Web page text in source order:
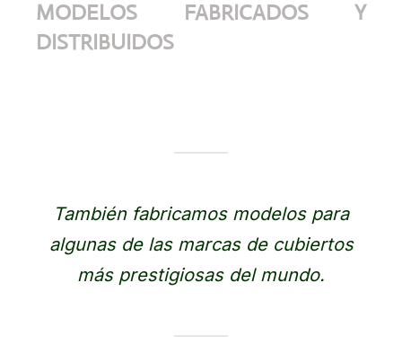
MODELOS FABRICADOS Y
DISTRIBUIDOS
También fabricamos modelos para
algunas de las marcas de cubiertos
más prestigiosas del mundo.